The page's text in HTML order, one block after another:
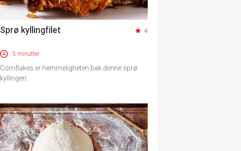
Sprø kyllingfilet 4
5 minutter
Cornflakes er hemmeligheten bak denne sprø
kyllingen.